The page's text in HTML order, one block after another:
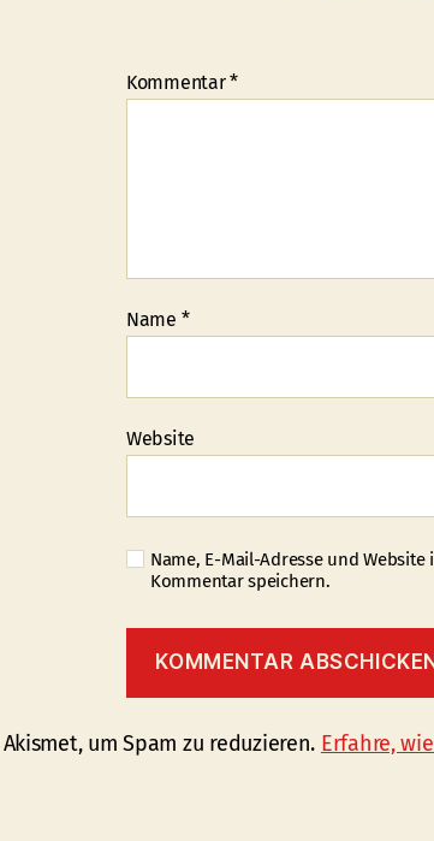
Kommentar*
Name *
Website
Name, E-Mail-Adresse und
Kommentar speichern.
um Spam zu reduzieren. Erfahre,